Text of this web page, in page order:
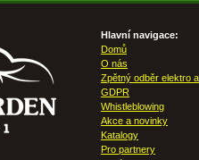
Hlavní navigace:
Domů
O nás
Zpětný odběr elektro
GDPR
Whistleblowing
Akce a novinky
Katalogy
Pro partnery